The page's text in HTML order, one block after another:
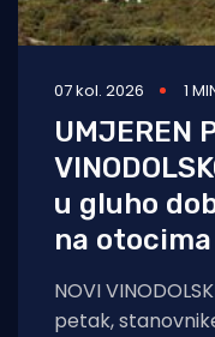
07 kol. 2026 1
UMJEREN
u gluho
na otocima
NOVI
petak,